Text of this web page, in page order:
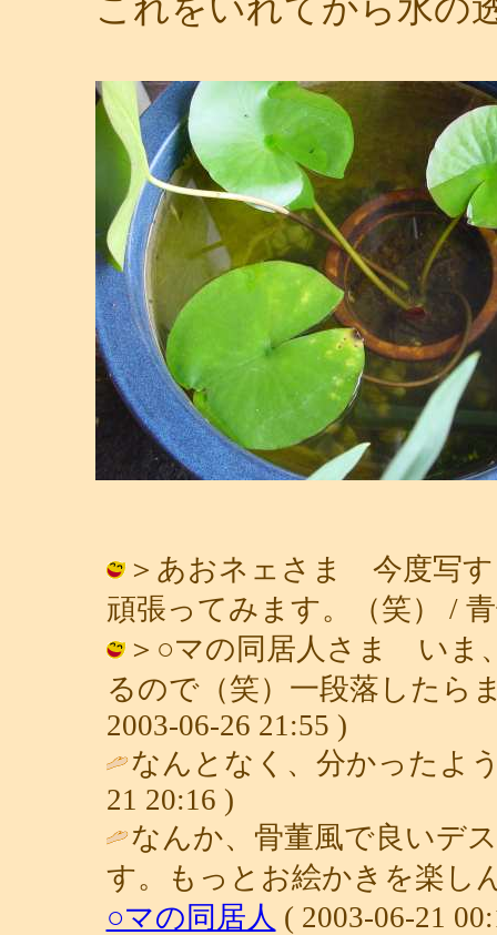
これをいれてから水の
＞あおネェさま 今度写す
頑張ってみます。（笑） /
＞○マの同居人さま いま
るので（笑）一段落したら
2003-06-26 21:55 )
なんとなく、分かったよ
21 20:16 )
なんか、骨董風で良いデ
す。もっとお絵かきを楽し
○マの同居人 ( 2003-06-21